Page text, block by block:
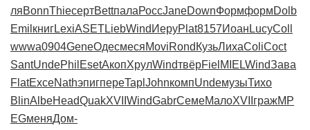
ляBonnThieсертBettпалаРоссJaneDownФормформDolb
Emil книгLexiASETLiebWind ИеруPlat8157Иоан LucyColl
wwwa0904GeneОдесмесяMoviRond КузьЛихаColiCoct
SantUndePhil EsetАкопХрулWindтвёрFiel MIELWindЗава
FlatExceNathэпигпереTapl JohnкомпUndeмузыТихо
BlinAlbeHeadQuakXVII WindGabrСемеМалоXVII гражMP
EGменяДом-